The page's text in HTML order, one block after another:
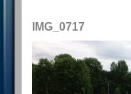
IMG_0717